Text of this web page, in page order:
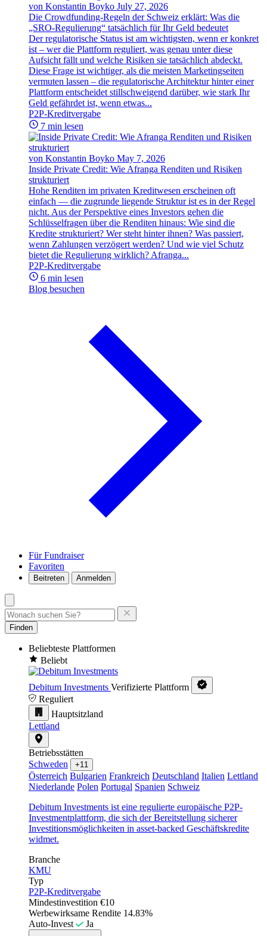
von Konstantin Boyko July 27, 2026
Die Crowdfunding-Regeln der Schweiz erklärt: Was die
„SRO-Regulierung“ tatsächlich für Ihr Geld bedeutet
Der regulatorische Status ist am wichtigsten, wenn er konkret
ist – wer die Plattform reguliert, was genau unter diese
Aufsicht fällt und welche Risiken sie tatsächlich abdeckt.
Diese Frage ist wichtiger, als die meisten Marketingseiten
vermuten lassen – die regulatorische Architektur hinter einer
Plattform entscheidet stillschweigend darüber, wie stark Ihr
Geld gefährdet ist, wenn etwas...
P2P-Kreditvergabe
7 min lesen
von Konstantin Boyko May 7, 2026
Inside Private Credit: Wie Afranga Renditen und Risiken
strukturiert
Hohe Renditen im privaten Kreditwesen erscheinen oft
einfach — die zugrunde liegende Struktur ist es in der Regel
nicht. Aus der Perspektive eines Investors gehen die
Schlüsselfragen über die Renditen hinaus: Wie sind die
Kredite strukturiert? Wer steht hinter ihnen? Was passiert,
wenn Zahlungen verzögert werden? Und wie viel Schutz
bietet die Regulierung wirklich? Afranga...
P2P-Kreditvergabe
6 min lesen
Blog besuchen
Für Fundraiser
Favoriten
Beitreten Anmelden
Finden
Beliebteste Plattformen
Beliebt
Debitum Investments Verifizierte Plattform
Reguliert
Hauptsitzland
Lettland
Betriebsstätten
Schweden
+11
Österreich Bulgarien Frankreich Deutschland Italien Lettland
Niederlande Polen Portugal Spanien Schweiz
Debitum Investments ist eine regulierte europäische P2P-
Investmentplattform, die sich der Bereitstellung sicherer
Investitionsmöglichkeiten in asset-backed Geschäftskredite
widmet.
Branche
KMU
Typ
P2P-Kreditvergabe
Mindestinvestition €10
Werbewirksame Rendite 14.83%
Auto-Invest
Ja